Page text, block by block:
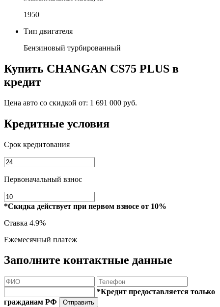
1950
Тип двигателя
Бензиновый турбированный
Купить CHANGAN CS75 PLUS в
кредит
Цена авто со скидкой от: 1 691 000 руб.
Кредитные условия
Срок кредитования
Первоначальный взнос
*Скидка действует при первом взносе от 10%
Ставка 4.9%
Ежемесячный платеж
Заполните контактные данные
*Кредит предоставляется только
гражданам РФ
Отправить